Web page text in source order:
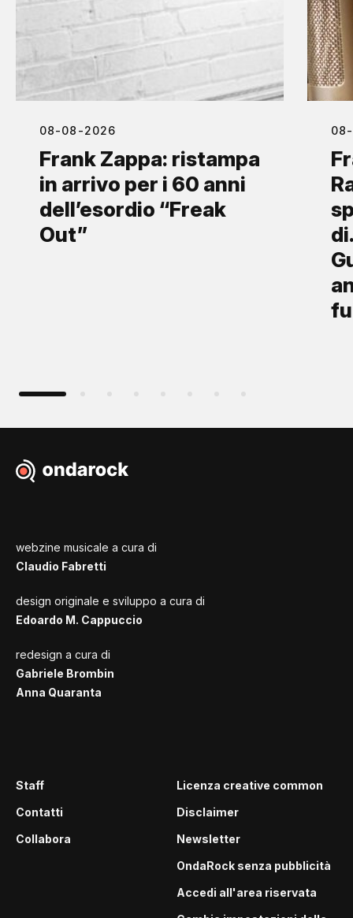
08-08-2026
Frank Zappa: ristampa
in arrivo per i 60 anni
dell’esordio “Freak
Out”
webzine musicale a cura di
Claudio Fabretti
design originale e sviluppo a cura di
Edoardo M. Cappuccio
redesign a cura di
Gabriele Brombin
Anna Quaranta
Staff
Contatti
Collabora
Licenza creative common
Disclaimer
Newsletter
OndaRock senza pubblicità
Accedi all'area riservata